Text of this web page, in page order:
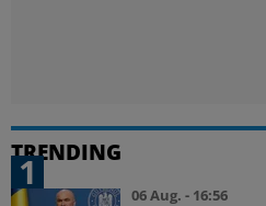
TRENDING
1
06 Aug. - 16:56